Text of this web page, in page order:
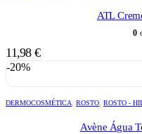
ATL
0
11,98 €
-20%
DERMOCOSMÉTICA ROSTO ROSTO -
Avène Água